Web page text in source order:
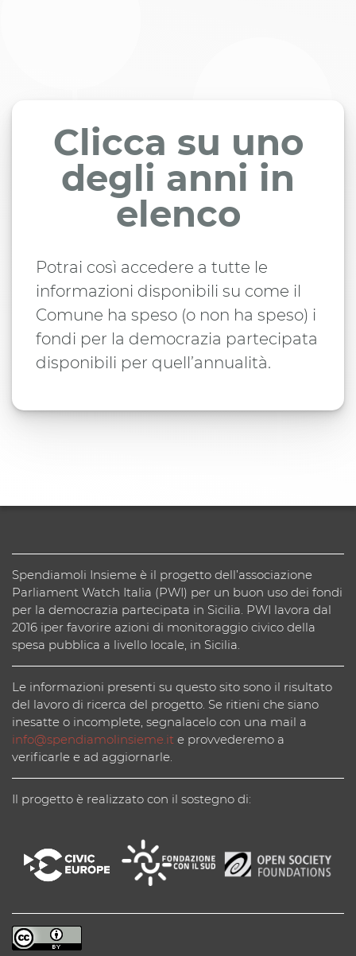
Clicca su uno
degli anni in
elenco
Potrai così accedere a tutte le
informazioni disponibili su come il
Comune ha speso (o non ha speso) i
fondi per la democrazia partecipata
disponibili per quell’annualità.
Spendiamoli Insieme è il progetto dell’associazione
Parliament Watch Italia (PWI) per un buon uso dei fondi
per la democrazia partecipata in Sicilia. PWI lavora dal
2016 iper favorire azioni di monitoraggio civico della
spesa pubblica a livello locale, in Sicilia.
Le informazioni presenti su questo sito sono il risultato
del lavoro di ricerca del progetto. Se ritieni che siano
inesatte o incomplete, segnalacelo con una mail a
info@spendiamolinsieme.it e provvederemo a
verificarle e ad aggiornarle.
Il progetto è realizzato con il sostegno di: